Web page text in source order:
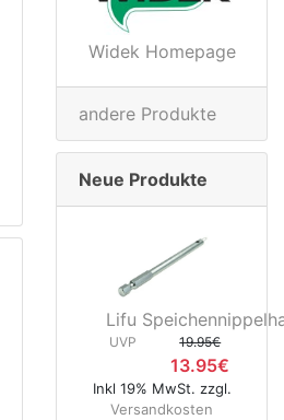
Widek Homepage
andere Produkte
Neue Produkte
Lifu
UVP 19.95€
13.95€
Inkl 19% MwSt. zzgl.
Versandkosten